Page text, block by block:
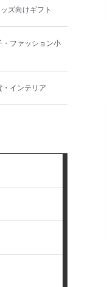
ズ向けギフト
・ファッション小
・インテリア